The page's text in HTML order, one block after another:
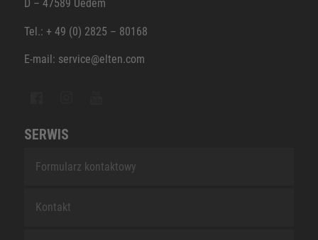
D – 47589 Uedem
Tel.: + 49 (0) 2825 – 80168
E-mail: service@elten.com
SERWIS
Formularz kontaktowy
Kontakt